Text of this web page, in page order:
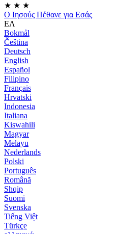
★ ★ ★
Ο Ιησούς Πέθανε για Εσάς
ΕΛ
Bokmål
Čeština
Deutsch
English
Español
Filipino
Français
Hrvatski
Indonesia
Italiana
Kiswahili
Magyar
Melayu
Nederlands
Polski
Português
Română
Shqip
Suomi
Svenska
Tiếng Việt
Türkçe